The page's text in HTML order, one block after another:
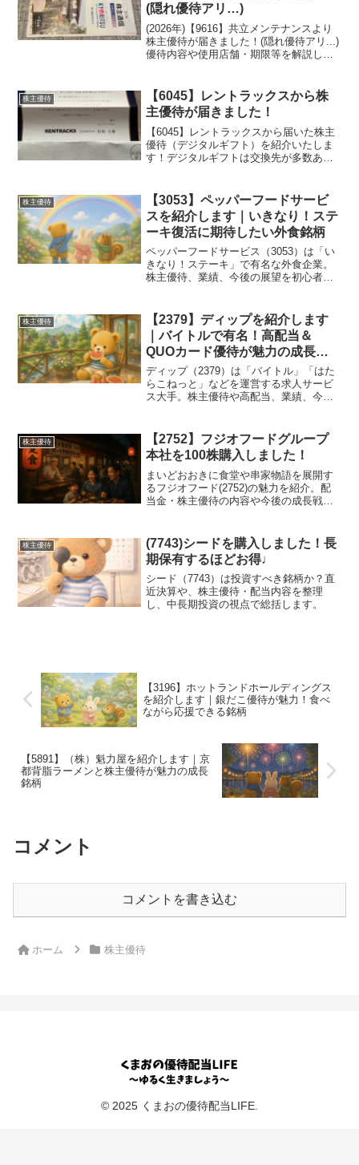
(隠れ優待アリ…)
(2026年)【9616】共立メンテナンスより
株主優待が届きました！(隠れ優待アリ...)
優待内容や使用店舗・期限等を解説して
株主優待
【6045】レントラックスから株
主優待が届きました！
【6045】レントラックスから届いた株主
優待（デジタルギフト）を紹介いたしま
す！デジタルギフトは交換先が多数あ
株主優待
【3053】ペッパーフードサービ
スを紹介します｜いきなり！ステ
ーキ復活に期待したい外食銘柄
ペッパーフードサービス（3053）は「い
きなり！ステーキ」で有名な外食企業。
株主優待、業績、今後の展望を初心者向
株主優待
【2379】ディップを紹介します
｜バイトルで有名！高配当＆
QUOカード優待が魅力の成長企
業
ディップ（2379）は「バイトル」「はた
らこねっと」などを運営する求人サービ
ス大手。株主優待や高配当、業績、今後
株主優待
【2752】フジオフードグループ
本社を100株購入しました！
まいどおおきに食堂や串家物語を展開す
るフジオフード(2752)の魅力を紹介。配
当金・株主優待の内容や今後の成長戦
株主優待
(7743)シードを購入しました！長
期保有するほどお得♩
シード（7743）は投資すべき銘柄か？直
近決算や、株主優待・配当内容を整理
し、中長期投資の視点で総括します。
【3196】ホットランドホールディングス
を紹介します｜銀だこ優待が魅力！食べ
ながら応援できる銘柄
【5891】（株）魁力屋を紹介します｜京
都背脂ラーメンと株主優待が魅力の成長
銘柄
コメント
コメントを書き込む
ホーム 株主優待
© 2025 くまおの優待配当LIFE.